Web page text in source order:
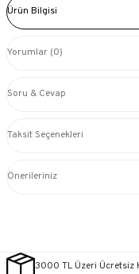
Ürün Bilgisi
Yorumlar (0)
Soru & Cevap
Taksit Seçenekleri
Önerileriniz
3000 TL Üzeri Ücretsiz